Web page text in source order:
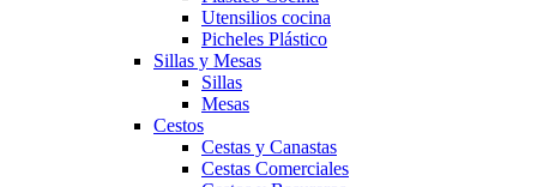
Utensilios cocina
Picheles Plástico
Sillas y Mesas
Sillas
Mesas
Cestos
Cestas y Canastas
Cestas Comerciales